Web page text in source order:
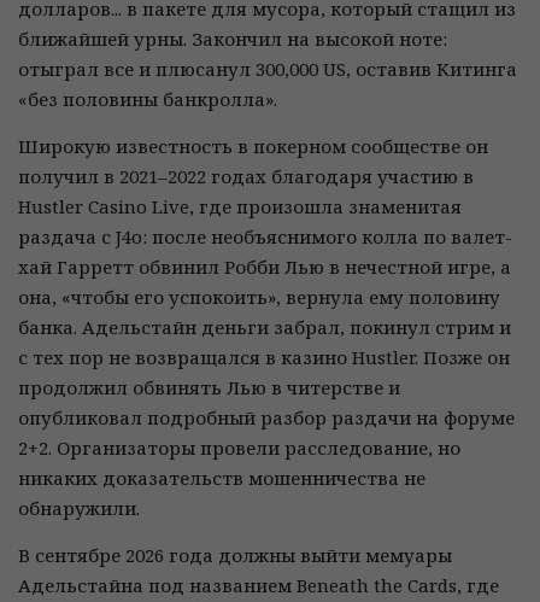
долларов... в пакете для мусора, который стащил из
ближайшей урны. Закончил на высокой ноте:
отыграл все и плюсанул 300,000 US, оставив Китинга
«без половины банкролла».
Широкую известность в покерном сообществе он
получил в 2021–2022 годах благодаря участию в
Hustler Casino Live, где произошла знаменитая
раздача с J4o: после необъяснимого колла по валет-
хай Гарретт обвинил Робби Лью в нечестной игре, а
она, «чтобы его успокоить», вернула ему половину
банка. Адельстайн деньги забрал, покинул стрим и
с тех пор не возвращался в казино Hustler. Позже он
продолжил обвинять Лью в читерстве и
опубликовал подробный разбор раздачи на форуме
2+2. Организаторы провели расследование, но
никаких доказательств мошенничества не
обнаружили.
В сентябре 2026 года должны выйти мемуары
Адельстайна под названием Beneath the Cards, где